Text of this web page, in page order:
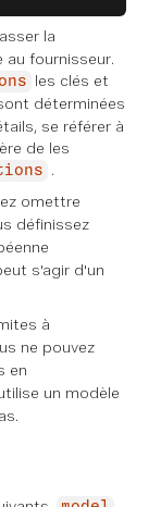
la
fournisseur.
les clés et
déterminées
se référer à
de les
.
omettre
définissez
s'agir d'un
à
ne pouvez
en
un modèle